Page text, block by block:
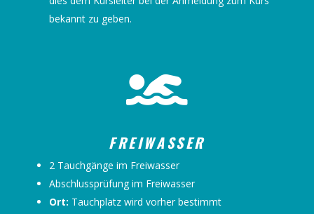
bekannt zu geben.

FREIWASSER
2 Tauchgänge im Freiwasser
Abschlussprüfung im Freiwasser
Ort: Tauchplatz wird vorher bestimmt